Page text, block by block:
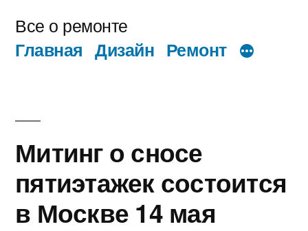
содержимому
Все о ремонте
Главная Дизайн Ремонт
Митинг о сносе
пятиэтажек состоится
в Москве 14 мая